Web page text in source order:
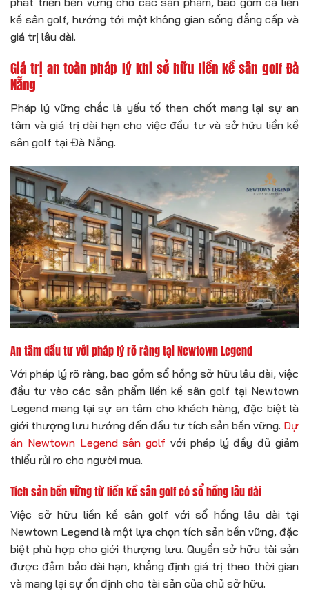
kề sân golf, hướng tới một không gian sống đẳng cấp và
giá trị lâu dài.
Giá trị an toàn pháp lý khi sở hữu liền kề sân golf Đà
Nẵng
Pháp lý vững chắc là yếu tố then chốt mang lại sự an
tâm và giá trị dài hạn cho việc đầu tư và sở hữu liền kề
sân golf tại Đà Nẵng.
An tâm đầu tư với pháp lý rõ ràng tại Newtown Legend
Với pháp lý rõ ràng, bao gồm sổ hồng sở hữu lâu dài, việc
đầu tư vào các sản phẩm liền kề sân golf tại Newtown
Legend mang lại sự an tâm cho khách hàng, đặc biệt là
giới thượng lưu hướng đến đầu tư tích sản bền vững. Dự
án Newtown Legend sân golf với pháp lý đầy đủ giảm
thiểu rủi ro cho người mua.
Tích sản bền vững từ liền kề sân golf có sổ hồng lâu dài
Việc sở hữu liền kề sân golf với sổ hồng lâu dài tại
Newtown Legend là một lựa chọn tích sản bền vững, đặc
biệt phù hợp cho giới thượng lưu. Quyền sở hữu tài sản
được đảm bảo dài hạn, khẳng định giá trị theo thời gian
và mang lại sự ổn định cho tài sản của chủ sở hữu.